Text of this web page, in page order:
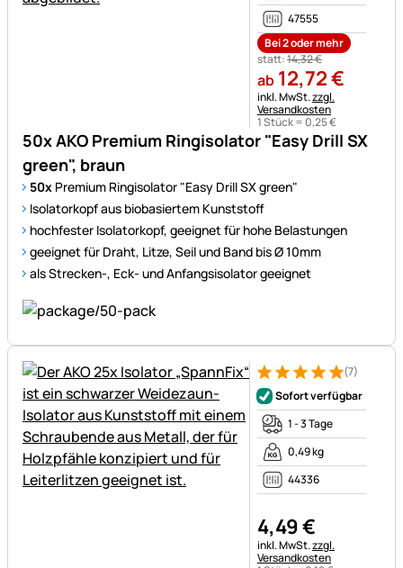
50x AKO Premium Ringisolator "Easy Drill SX
green", braun
50x Premium Ringisolator "Easy Drill SX green"
Isolatorkopf aus biobasiertem Kunststoff
hochfester Isolatorkopf, geeignet für hohe Belastungen
geeignet für Draht, Litze, Seil und Band bis Ø 10mm
als Strecken-, Eck- und Anfangsisolator geeignet
47555
Bei 2 oder mehr
statt:14,32€
ab 12,72€
Steuerhinweis:
inkl. MwSt.zzgl.
Versandkosten
1 Stück = 0,25€
Bewertung: 5 von 5 (7
7 Bewertungen
(7)
Sofort verfügbar
1 - 3 Tage
0,49 kg
44336
4,49€
Steuerhinweis:
inkl. MwSt.zzgl.
Versandkosten